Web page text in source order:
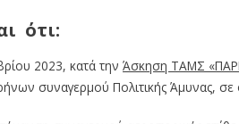
ότι:
2023, κατά την Άσκηση ΤΑΜΣ
συναγερμού Πολιτικής Άμυνας,